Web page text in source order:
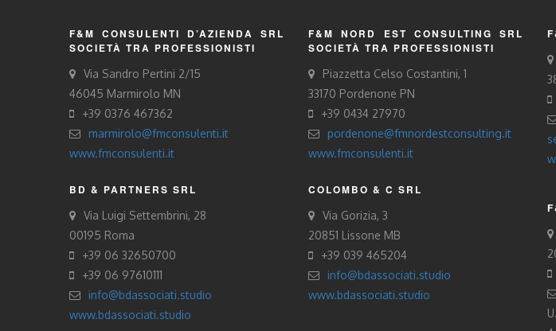
F&M CONSULENTI D’AZIENDA SRL
SOCIETÀ TRA PROFESSIONISTI
Via Sandro Pertini 2/15
46045 Marmirolo MN
+39 0376 467362
marmirolo@fmconsulenti.it
www.fmconsulenti.it
BD & PARTNERS SRL
Via Luigi Settembrini, 28
00195 Roma
+39 06 32650700
+39 06 97610111
info@bdassociati.studio
www.bdassociati.studio
F&M NORD EST CONSULTING SRL
SOCIETÀ TRA PROFESSIONISTI
Piazzetta Celso Costantini, 1
33170 Pordenone PN
+39 0434 27970
pordenone@fmnordestconsulting.it
www.fmconsulenti.it
COLOMBO & C SRL
Via Gorizia, 3
20851 Lissone MB
+39 039 465204
info@bdassociati.studio
www.bdassociati.studio